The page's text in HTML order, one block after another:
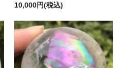
10,000円(税込)